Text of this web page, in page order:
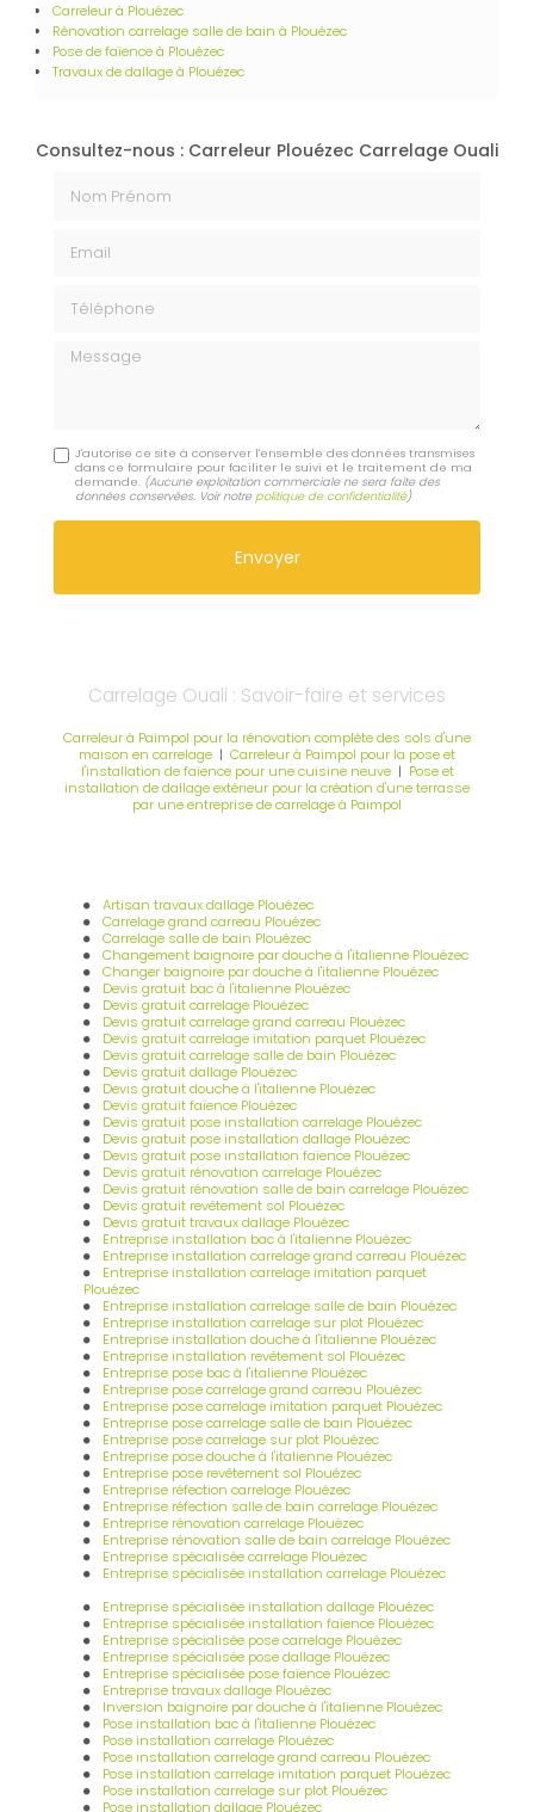
Carreleur à Plouézec
Rénovation carrelage salle de bain à Plouézec
Pose de faïence à Plouézec
Travaux de dallage à Plouézec
Consultez-nous : Carreleur Plouézec Carrelage Ouali
Message
J'autorise ce site à conserver l'ensemble des données transmises
dans ce formulaire pour faciliter le suivi et le traitement de ma
demande. (Aucune exploitation commerciale ne sera faite des
données conservées. Voir notrepolitique de confidentialité)
Carrelage Ouali : Savoir-faire et services
Carreleur à Paimpol pour la rénovation complète des sols d'une
maison en carrelage | Carreleur à Paimpol pour la pose et
l'installation de faïence pour une cuisine neuve| Pose et
installation de dallage extérieur pour la création d'une terrasse
par une entreprise de carrelage à Paimpol
Artisan travaux dallage Plouézec
Carrelage grand carreau Plouézec
Carrelage salle de bain Plouézec
Changement baignoire par douche à l'italienne Plouézec
Changer baignoire par douche à l'italienne Plouézec
Devis gratuit bac à l'italienne Plouézec
Devis gratuit carrelage Plouézec
Devis gratuit carrelage grand carreau Plouézec
Devis gratuit carrelage imitation parquet Plouézec
Devis gratuit carrelage salle de bain Plouézec
Devis gratuit dallage Plouézec
Devis gratuit douche à l'italienne Plouézec
Devis gratuit faïence Plouézec
Devis gratuit pose installation carrelage Plouézec
Devis gratuit pose installation dallage Plouézec
Devis gratuit pose installation faïence Plouézec
Devis gratuit rénovation carrelage Plouézec
Devis gratuit rénovation salle de bain carrelage Plouézec
Devis gratuit revêtement sol Plouézec
Devis gratuit travaux dallage Plouézec
Entreprise installation bac à l'italienne Plouézec
Entreprise installation carrelage grand carreau Plouézec
Entreprise installation carrelage imitation parquet
Plouézec
Entreprise installation carrelage salle de bain Plouézec
Entreprise installation carrelage sur plot Plouézec
Entreprise installation douche à l'italienne Plouézec
Entreprise installation revêtement sol Plouézec
Entreprise pose bac à l'italienne Plouézec
Entreprise pose carrelage grand carreau Plouézec
Entreprise pose carrelage imitation parquet Plouézec
Entreprise pose carrelage salle de bain Plouézec
Entreprise pose carrelage sur plot Plouézec
Entreprise pose douche à l'italienne Plouézec
Entreprise pose revêtement sol Plouézec
Entreprise réfection carrelage Plouézec
Entreprise réfection salle de bain carrelage Plouézec
Entreprise rénovation carrelage Plouézec
Entreprise rénovation salle de bain carrelage Plouézec
Entreprise spécialisée carrelage Plouézec
Entreprise spécialisée installation carrelage Plouézec
Entreprise spécialisée installation dallage Plouézec
Entreprise spécialisée installation faïence Plouézec
Entreprise spécialisée pose carrelage Plouézec
Entreprise spécialisée pose dallage Plouézec
Entreprise spécialisée pose faïence Plouézec
Entreprise travaux dallage Plouézec
Inversion baignoire par douche à l'italienne Plouézec
Pose installation bac à l'italienne Plouézec
Pose installation carrelage Plouézec
Pose installation carrelage grand carreau Plouézec
Pose installation carrelage imitation parquet Plouézec
Pose installation carrelage sur plot Plouézec
Pose installation dallage Plouézec